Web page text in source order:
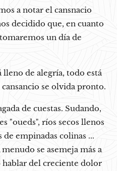
a notar el cansnacio
decidido que, en cuanto
un día de
lleno de alegría, todo está
se olvida pronto.
de cuestas. Sudando,
"oueds", ríos secos llenos
de empinadas colinas ...
menudo se asemeja más a
hablar del creciente dolor